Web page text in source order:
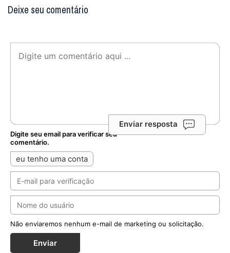
Deixe seu comentário
Enviar resposta
Digite seu email para verificar seu
comentário.
eu tenho uma conta
Não enviaremos nenhum e-mail de marketing ou solicitação.
Enviar